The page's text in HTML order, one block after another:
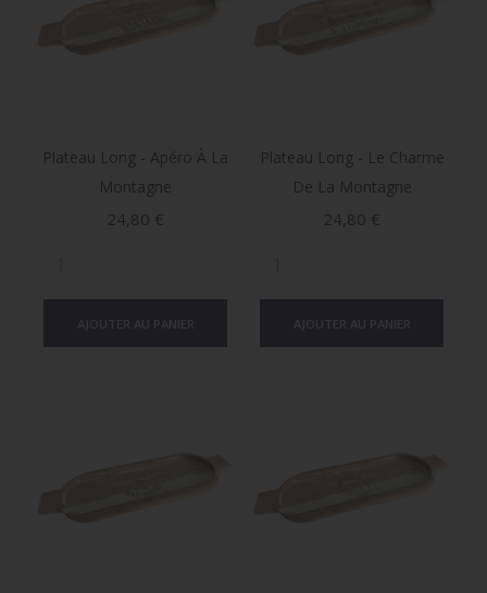
Plateau Long - Apéro À La
Montagne
Prix
24,80 €
Plateau Long - Le Charme
De La Montagne
Prix
24,80 €